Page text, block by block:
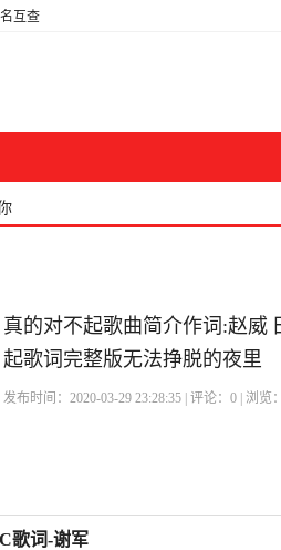
互查
真的对不起歌曲简介作词:赵威
起歌词完整版无法挣脱的夜里
发布时间：2020-03-29 23:28:35 | 评论：0 | 浏览：
歌词-谢军